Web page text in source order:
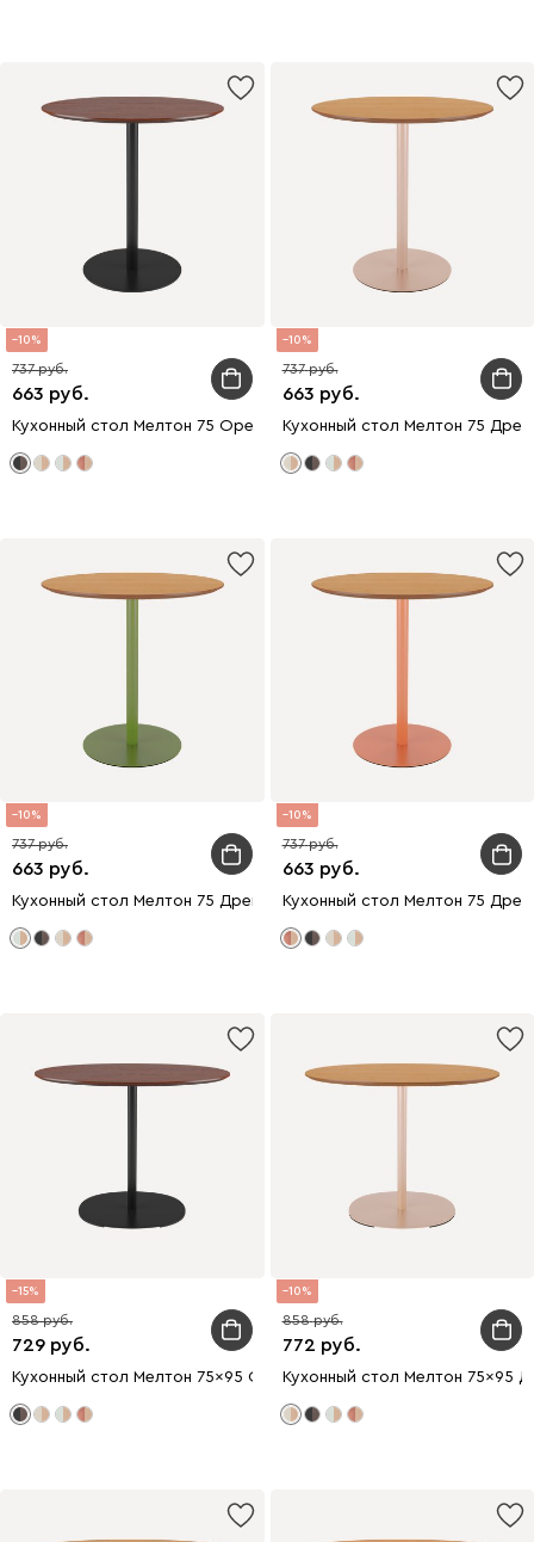
10
663
737
Кухонный стол Мелтон 75 Ореx/Черный
10
663
737
Кухонный стол Мелтон 75
10
663
737
Кухонный стол Мелтон 75 Древесный/Оливковый
10
663
737
Кухонный стол Мелтон 75
15
729
858
Кухонный стол Мелтон 75x95 Ореx/Черный
10
772
858
Кухонный стол Мелтон 75x95